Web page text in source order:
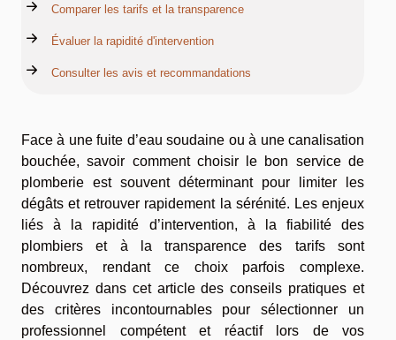
Comparer les tarifs et la transparence
Évaluer la rapidité d'intervention
Consulter les avis et recommandations
Face à une fuite d’eau soudaine ou à une canalisation
bouchée, savoir comment choisir le bon service de
plomberie est souvent déterminant pour limiter les
dégâts et retrouver rapidement la sérénité. Les enjeux
liés à la rapidité d’intervention, à la fiabilité des
plombiers et à la transparence des tarifs sont
nombreux, rendant ce choix parfois complexe.
Découvrez dans cet article des conseils pratiques et
des critères incontournables pour sélectionner un
professionnel compétent et réactif lors de vos